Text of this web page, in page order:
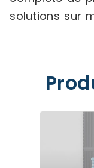
solutions sur